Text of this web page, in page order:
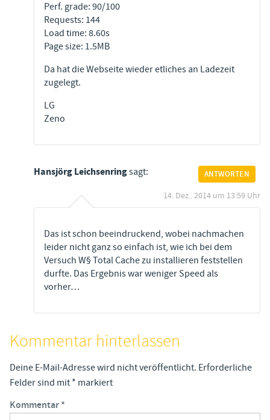
Perf. grade: 90/100
Requests: 144
Load time: 8.60s
Page size: 1.5MB
Da hat die Webseite wieder etliches an Ladezeit
zugelegt.
LG
Zeno
Hansjörg Leichsenringsagt:
14. Dez.. 2014 um 13:59 Uhr
Das ist schon beeindruckend, wobei nachmachen
leider nicht ganz so einfach ist, wie ich bei dem
Versuch W§ Total Cache zu installieren feststellen
durfte. Das Ergebnis war weniger Speed als
vorher…
ANTWORTEN
Kommentar hinterlassen
Deine E-Mail-Adresse wird nicht veröffentlicht. Erforderliche
Felder sind mit * markiert
Kommentar*